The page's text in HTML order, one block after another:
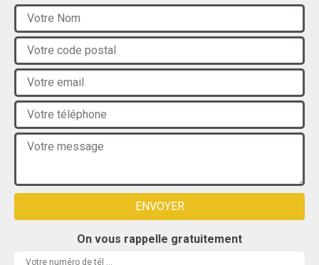
On vous rappelle gratuitement